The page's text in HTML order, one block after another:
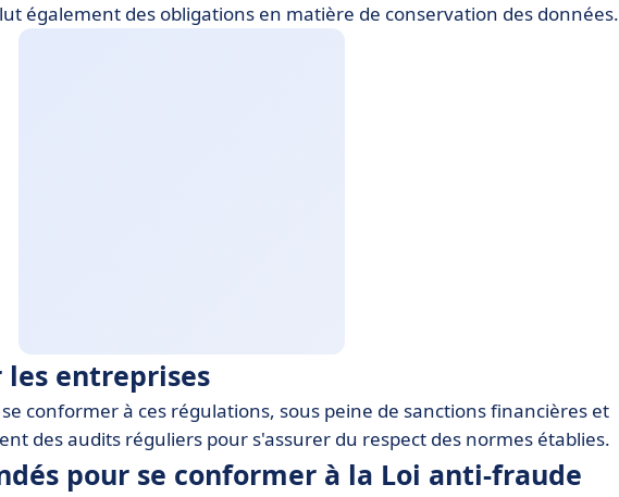
également des obligations en matière de conservation des données.
les entreprises
conformer à ces régulations, sous peine de sanctions financières et
des audits réguliers pour s'assurer du respect des normes établies.
pour se conformer à la Loi anti-fraude